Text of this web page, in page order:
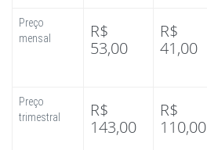
Preço
mensal
R$
53,00
R$
41,00
Preço
trimestral
R$
143,00
R$
110,00